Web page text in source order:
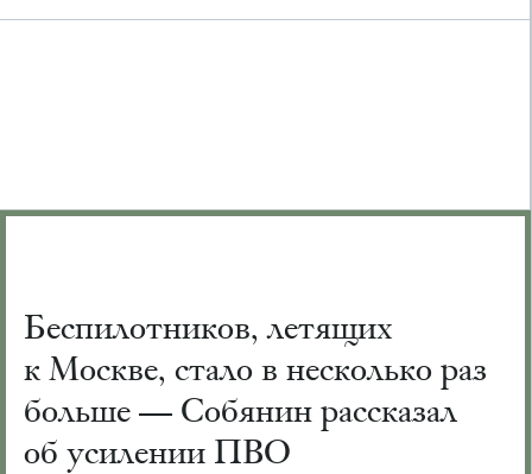
Беспилотников, летящих
к Москве, стало в несколько раз
больше — Собянин рассказал
об усилении ПВО